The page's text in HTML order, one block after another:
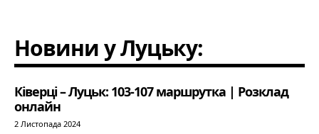
Новини у Луцьку:
Ківерці – Луцьк: 103-107 маршрутка | Розклад
онлайн
2 Листопада 2024